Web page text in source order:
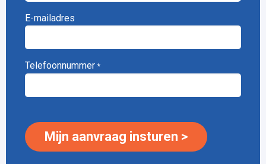
E-mailadres
Telefoonnummer *